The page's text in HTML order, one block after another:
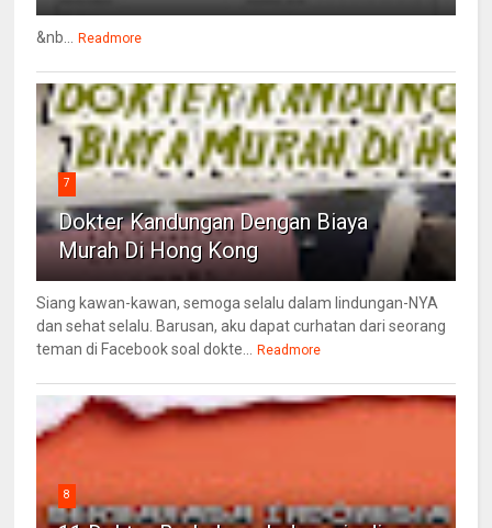
&nb... Readmore
7
Dokter Kandungan Dengan Biaya
Murah Di Hong Kong
Siang kawan-kawan, semoga selalu dalam lindungan-NYA
dan sehat selalu. Barusan, aku dapat curhatan dari seorang
teman di Facebook soal dokte... Readmore
8